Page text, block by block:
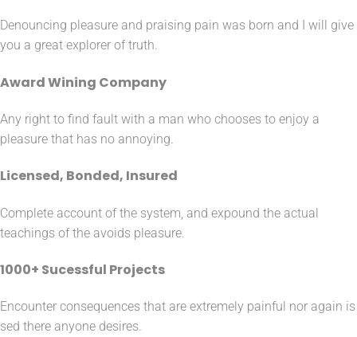
Denouncing pleasure and praising pain was born and I will give
you a great explorer of truth.
Award Wining Company
Any right to find fault with a man who chooses to enjoy a
pleasure that has no annoying.
Licensed, Bonded, Insured
Complete account of the system, and expound the actual
teachings of the avoids pleasure.
1000+ Sucessful Projects
Encounter consequences that are extremely painful nor again is
sed there anyone desires.